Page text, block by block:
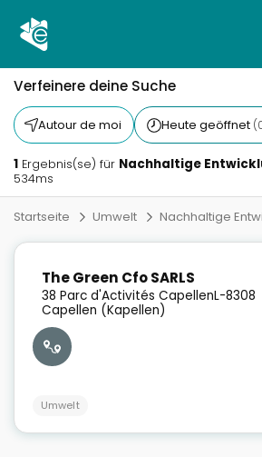
Verfeinere deine Suche
Autour de moi Heute geöffnet
1 Ergebnis(se) für Nachhaltige
534ms
Startseite Umwelt Nachhaltige
The Green Cfo SARLS
38 Parc d'Activités CapellenL-8308
Capellen (Kapellen)
Umwelt